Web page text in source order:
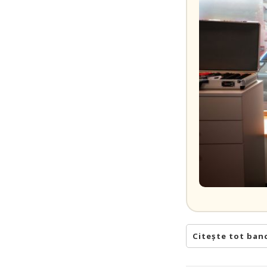
Citește tot